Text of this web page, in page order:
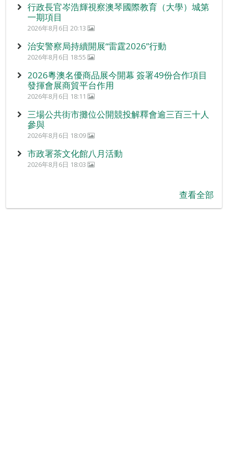
行政長官岑浩輝視察澳琴國際教育（大學）城第
一期項目
2026年8月6日 20:13
治安警察局持續開展“雷霆2026”行動
2026年8月6日 18:55
2026粵澳名優商品展今開幕 簽署49份合作項目
發揮會展商貿平台作用
2026年8月6日 18:11
三場公共街市攤位公開競投解釋會逾三百三十人
參與
2026年8月6日 18:09
市政署茶文化館八月活動
2026年8月6日 18:03
查看全部